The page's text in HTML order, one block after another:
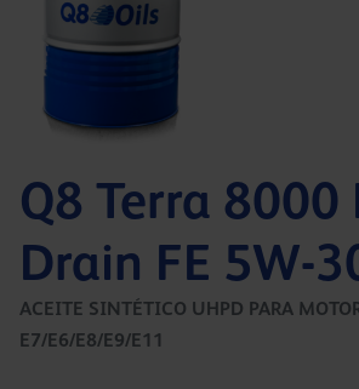
Q8 Terra 8000
Drain FE 5W-
ACEITE SINTÉTICO UHPD PARA
E7/E6/E8/E9/E11